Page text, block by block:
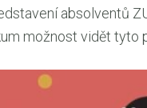
absolventů
možnost vidět tyto